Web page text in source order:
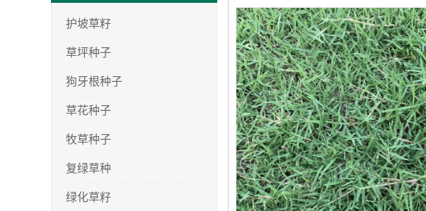
护坡草籽
草坪种子
狗牙根种子
草花种子
牧草种子
复绿草种
绿化草籽